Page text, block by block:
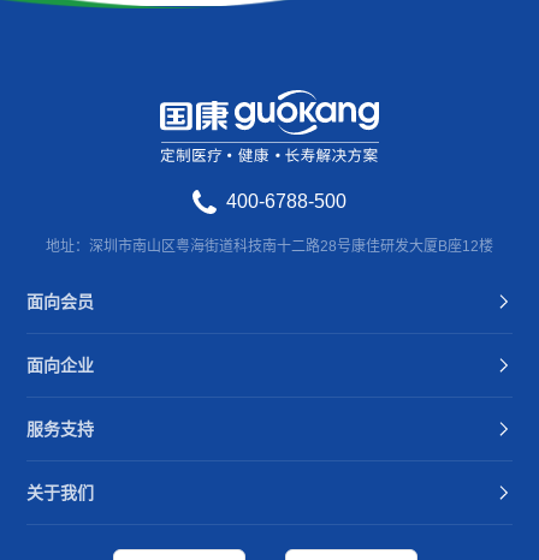
400-6788-500
地址：深圳市南山区粤海街道科技南十二路28号康佳研发大厦B座12楼
面向会员
面向企业
服务支持
关于我们